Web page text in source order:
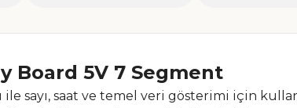
Board 5V 7 Segment
ile sayı, saat ve temel veri gösterimi için